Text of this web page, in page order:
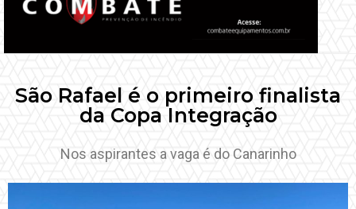
São Rafael é o primeiro finalista
da Copa Integração
Nos aspirantes a vaga é do Canarinho